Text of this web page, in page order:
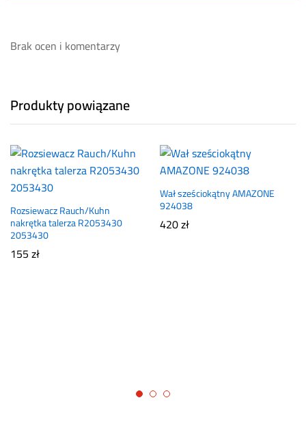
Brak ocen i komentarzy
Produkty powiązane
Rozsiewacz Rauch/Kuhn
nakrętka talerza R2053430
2053430
155zł
Wał sześciokątny AMAZONE
924038
420zł